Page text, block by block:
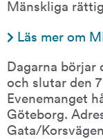
Mänskliga
Läs mer om
Dagarna börjar
och slutar den
Evenemanget
Göteborg.
Gata/